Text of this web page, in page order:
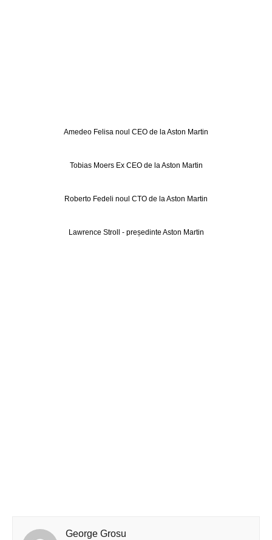
Amedeo Felisa noul CEO de la Aston Martin
Tobias Moers Ex CEO de la Aston Martin
Roberto Fedeli noul CTO de la Aston Martin
Lawrence Stroll - președinte Aston Martin
George Grosu